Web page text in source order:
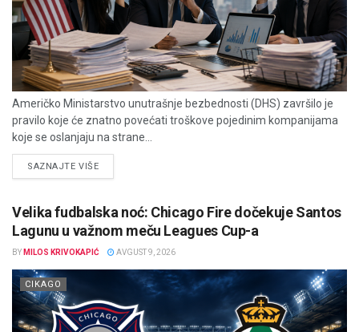
Američko Ministarstvo unutrašnje bezbednosti (DHS) završilo je
pravilo koje će znatno povećati troškove pojedinim kompanijama
koje se oslanjaju na strane...
SAZNAJTE VIŠEDETAILS
Velika fudbalska noć: Chicago Fire dočekuje Santos
Lagunu u važnom meču Leagues Cup-a
BY MILOS KRIVOKAPIĆ AVGUST 9, 2026
CIKAGO